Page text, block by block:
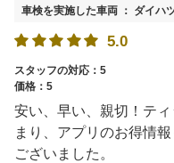
車検を実施した車両 ： ダイハ
5.0
スタッフの対応：5
価格：5
安い、早い、親切！テ
まり、アプリのお得情
ございました。